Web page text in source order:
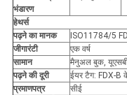
भंडारण
हेथर्स
पढ़ने का मानक
ISO11784/5
जीगारंटी
एक वर्ष
सामान
मैनुअल बुक,
पढ़ने की दूरी
ईयर टैग: FDX-B
प्रमाणपत्र
सीई